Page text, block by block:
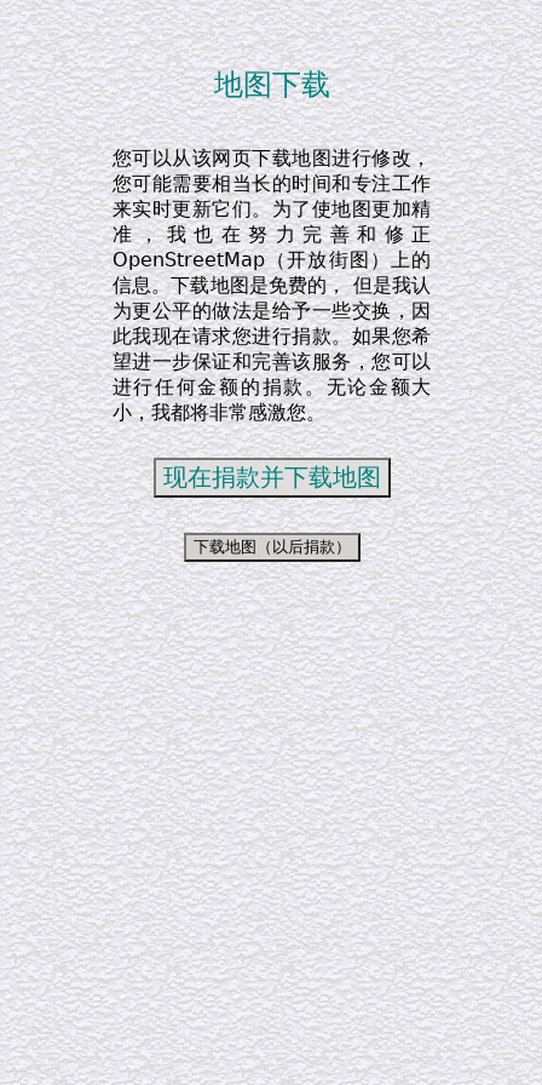
地图下载
您可以从该网页下载地图进行修改，
您可能需要相当长的时间和专注工作
来实时更新它们。为了使地图更加精
准，我也在努力完善和修正
OpenStreetMap（开放街图）上的
信息。下载地图是免费的， 但是我认
为更公平的做法是给予一些交换，因
此我现在请求您进行捐款。如果您希
望进一步保证和完善该服务，您可以
进行任何金额的捐款。无论金额大
小，我都将非常感激您。